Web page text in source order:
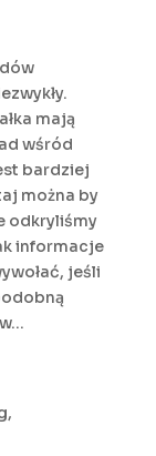
mają
wśród
bardziej
można by
odkryliśmy
informacje
jeśli
,